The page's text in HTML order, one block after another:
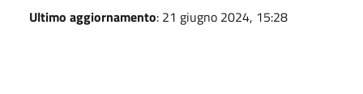
Ultimo aggiornamento: 21 giugno 2024, 15:28